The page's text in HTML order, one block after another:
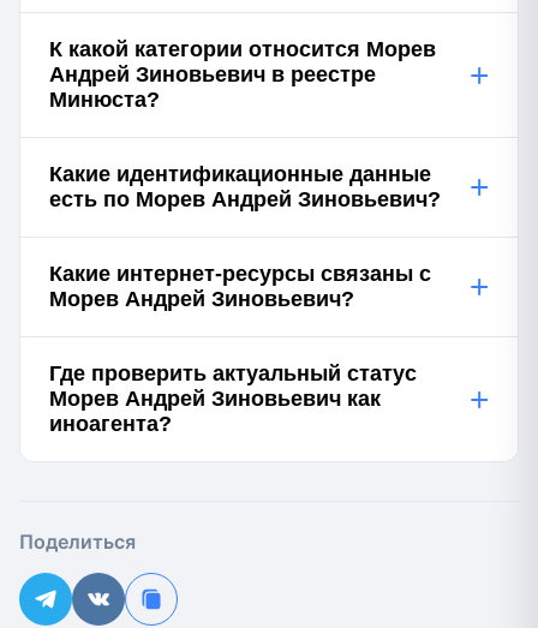
К какой категории относится Морев
Андрей Зиновьевич в реестре
Минюста?
+
Какие идентификационные данные
есть по Морев Андрей Зиновьевич?
+
Какие интернет-ресурсы связаны с
Морев Андрей Зиновьевич?
+
Где проверить актуальный статус
Морев Андрей Зиновьевич как
иноагента?
+
Поделиться